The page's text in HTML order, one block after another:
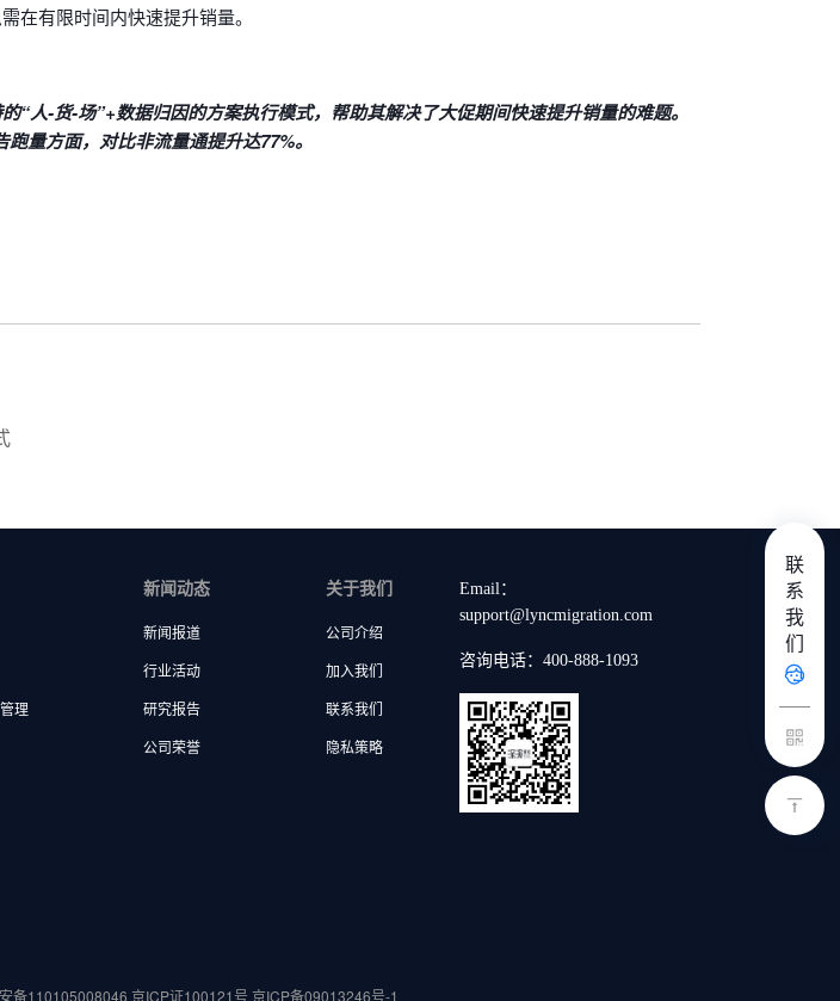
在有限时间内快速提升销量。
人-货-场”+数据归因的方案执行模式，帮助其解决了大促期间快速提升销量的难题。
量方面，对比非流量通提升达77%。
理
新闻动态
新闻报道
行业活动
研究报告
公司荣誉
关于我们
公司介绍
加入我们
联系我们
隐私策略
Email：
support@lyncmigration.com
咨询电话：400-888-1093
备110105008046 京ICP证100121号 京ICP备09013246号-1
联
系
我
们